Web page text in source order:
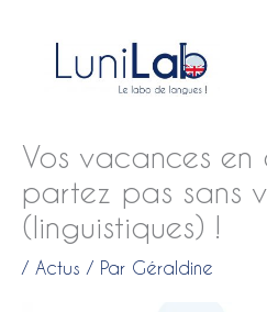
Vos vacances en
partez pas sans
(linguistiques) !
/ Actus / Par Géraldine